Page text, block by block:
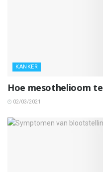
KANKER
Hoe mesothelioom
02/03/2021